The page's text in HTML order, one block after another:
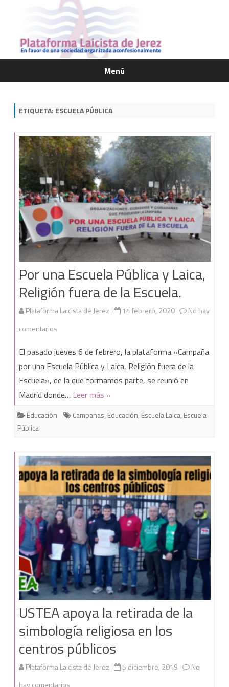
Menú
Saltar
ETIQUETA: ESCUELA PÚBLICA
Por una Escuela Pública y Laica,
Religión fuera de la Escuela.
Plataforma Laicista de Jerez 14 febrero, 2020
No hay
comentarios
una
Escuela
Pública
Religión
fuera
la
Escuela.
El pasado jueves 6 de febrero, la plataforma «Campaña
por una Escuela Pública y Laica, Religión fuera de la
Escuela», de la que formamos parte, se reunió en
Madrid donde… Leer más »
Educación Campañas, Educación, Escuela Laica, Escuela
Pública
USTEA apoya la retirada de la
simbología religiosa en los
centros públicos
Plataforma Laicista de Jerez 5 diciembre, 2019
No
hay comentarios